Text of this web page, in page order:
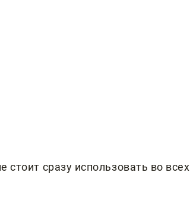
стоит сразу использовать во всех